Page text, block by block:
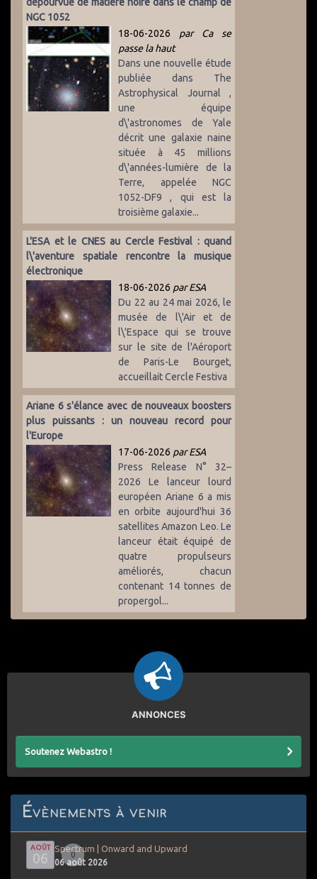
dépourvue de matière noire dans le champ de
NGC 1052
18-06-2026 par Ca se
passe la haut
Dans une nouvelle étude
publiée dans The
Astrophysical Journal ,
une équipe
d\'astronomes de Yale
décrit une galaxie naine
située à 45 millions
d\'années-lumière de la
Terre, appelée NGC
1052-DF9 , qui est la
troisième galaxie...
L'ESA et le CNES au Cercle Festival : quand
l\'aventure spatiale rencontre la musique
électronique
18-06-2026 par ESA
Du 22 au 24 mai 2026, le
musée de l\'Air et de
l\'Espace qui se trouve
sur le site de l'Aéroport
de Paris-Le Bourget,
accueillait Cercle Festiva
Ariane 6 s'élance avec de nouveaux boosters
plus puissants : un nouveau record pour
l'Europe
17-06-2026 par ESA
Press Release N° 32–
2026 Le lanceur lourd
européen Ariane 6 a mis
en orbite aujourd'hui 36
satellites Amazon Leo. Le
lanceur était équipé de
quatre propulseurs
améliorés, chacun
contenant 14 tonnes de
propergol...
ANNONCES
Soutenez Webastro !
Évènements à venir
AOÛT
06 0
Spectrum | Onward and Upward
06 août 2026